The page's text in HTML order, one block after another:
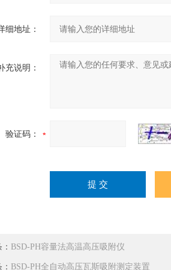
细地址：
充说明：
验证码：
BSD-PH容量法高温高压吸附仪
BSD-PH全自动高压瓦斯吸附测定装置